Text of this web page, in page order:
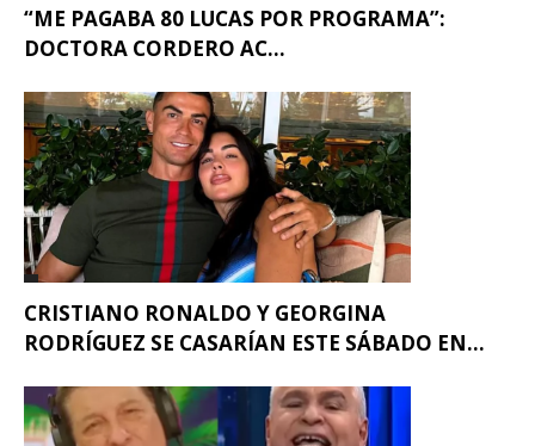
“ME PAGABA 80 LUCAS POR PROGRAMA”:
DOCTORA CORDERO AC...
CRISTIANO RONALDO Y GEORGINA
RODRÍGUEZ SE CASARÍAN ESTE SÁBADO EN...